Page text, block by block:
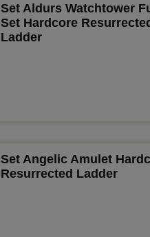
Set Aldurs Watchtower
Set Hardcore
Ladder
Set Angelic Amulet
Resurrected Ladder